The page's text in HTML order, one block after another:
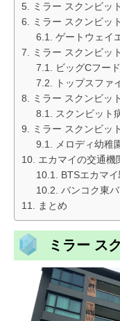
ミラー スクンビッ
ミラー スクンビッ
ゲートウェイ
ミラー スクンビッ
ビッグCフー
トップスファ
ミラー スクンビッ
スクンビット
ミラー スクンビッ
メロディ幼稚
エカマイの交通機
BTSエカマイ
バンコク東
まとめ
ミラー ス